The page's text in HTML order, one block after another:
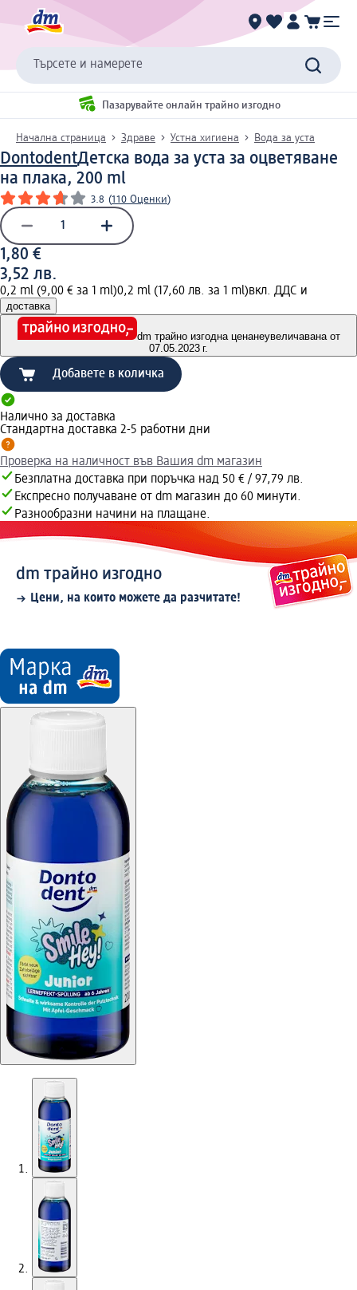
Търсете и намерете
Пазарувайте онлайн трайно изгодно
Начална страница Здраве Устна хигиена Вода за уста
DontodentДетска вода за уста за оцветяване
на плака, 200 ml
3.8 (110 Оценки)
1,80 €
3,52 лв.
0,2 ml (9,00 € за 1 ml)0,2 ml (17,60 лв. за 1 ml)вкл. ДДС и
доставка
dm трайно изгодна ценанеувеличавана от
07.05.2023 г.
Добавете в количка
Налично за доставка
Стандартна доставка 2-5 работни дни
Проверка на наличност във Вашия dm магазин
Безплатна доставка при поръчка над 50 € / 97,79 лв.
Експресно получаване от dm магазин до 60 минути.
Разнообразни начини на плащане.
dm трайно изгодно
Цени, на които можете да разчитате!